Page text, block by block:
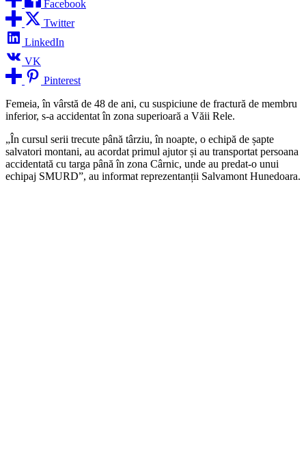
Facebook
Twitter
LinkedIn
VK
Pinterest
Femeia, în vârstă de 48 de ani, cu suspiciune de fractură de membru
inferior, s-a accidentat în zona superioară a Văii Rele.
„În cursul serii trecute până târziu, în noapte, o echipă de șapte
salvatori montani, au acordat primul ajutor și au transportat persoana
accidentată cu targa până în zona Cârnic, unde au predat-o unui
echipaj SMURD”, au informat reprezentanții Salvamont Hunedoara.